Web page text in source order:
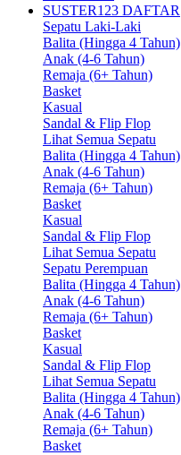
SUSTER123 DAFTAR
Sepatu Laki-Laki
Balita (Hingga 4 Tahun)
Anak (4-6 Tahun)
Remaja (6+ Tahun)
Basket
Kasual
Sandal & Flip Flop
Lihat Semua Sepatu
Balita (Hingga 4 Tahun)
Anak (4-6 Tahun)
Remaja (6+ Tahun)
Basket
Kasual
Sandal & Flip Flop
Lihat Semua Sepatu
Sepatu Perempuan
Balita (Hingga 4 Tahun)
Anak (4-6 Tahun)
Remaja (6+ Tahun)
Basket
Kasual
Sandal & Flip Flop
Lihat Semua Sepatu
Balita (Hingga 4 Tahun)
Anak (4-6 Tahun)
Remaja (6+ Tahun)
Basket